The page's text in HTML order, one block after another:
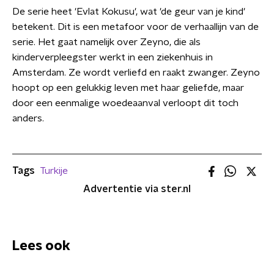
De serie heet 'Evlat Kokusu', wat 'de geur van je kind'
betekent. Dit is een metafoor voor de verhaallijn van de
serie. Het gaat namelijk over Zeyno, die als
kinderverpleegster werkt in een ziekenhuis in
Amsterdam. Ze wordt verliefd en raakt zwanger. Zeyno
hoopt op een gelukkig leven met haar geliefde, maar
door een eenmalige woedeaanval verloopt dit toch
anders.
Tags
Turkije
Advertentie via ster.nl
Lees ook